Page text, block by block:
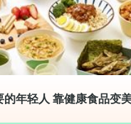
的年轻人 靠健康食品变